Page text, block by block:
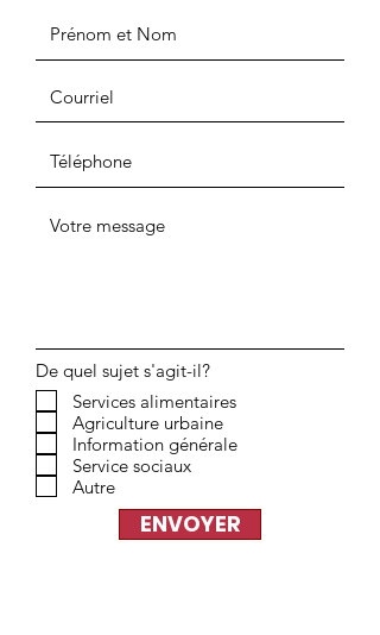
De quel sujet s'agit-il?
Services alimentaires
Agriculture urbaine
Information générale
Service sociaux
Autre
ENVOYER